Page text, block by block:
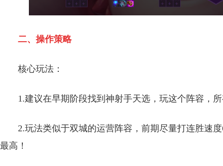
二、操作策略
核心玩法：
1.建议在早期阶段找到神射手天选，玩这个阵容，
2.玩法类似于双城的运营阵容，前期尽量打连胜速
最高！